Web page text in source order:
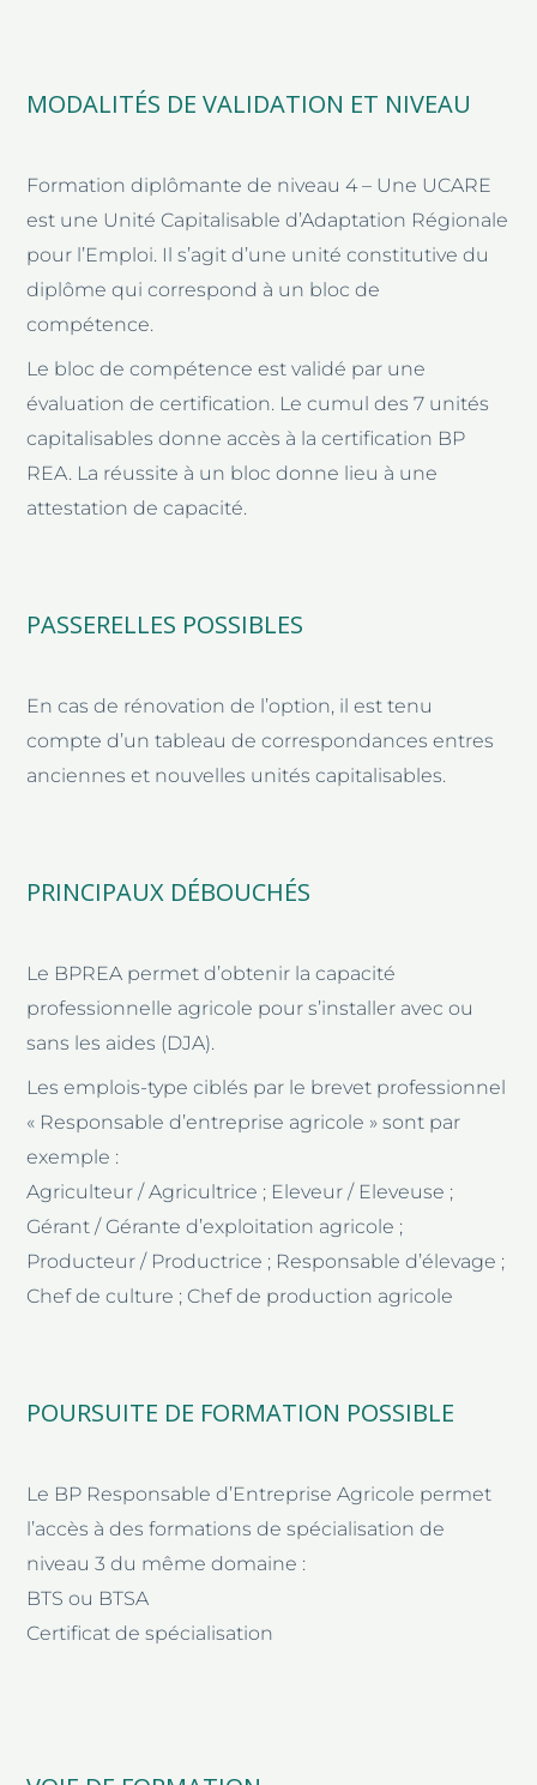
MODALITÉS DE VALIDATION ET NIVEAU
Formation diplômante de niveau 4 – Une UCARE
est une Unité Capitalisable d’Adaptation Régionale
pour l’Emploi. Il s’agit d’une unité constitutive du
diplôme qui correspond à un bloc de
compétence.
Le bloc de compétence est validé par une
évaluation de certification. Le cumul des 7 unités
capitalisables donne accès à la certification BP
REA. La réussite à un bloc donne lieu à une
attestation de capacité.
PASSERELLES POSSIBLES
En cas de rénovation de l’option, il est tenu
compte d’un tableau de correspondances entres
anciennes et nouvelles unités capitalisables.
PRINCIPAUX DÉBOUCHÉS
Le BPREA permet d’obtenir la capacité
professionnelle agricole pour s’installer avec ou
sans les aides (DJA).
Les emplois-type ciblés par le brevet professionnel
« Responsable d’entreprise agricole » sont par
exemple :
Agriculteur / Agricultrice ; Eleveur / Eleveuse ;
Gérant / Gérante d’exploitation agricole ;
Producteur / Productrice ; Responsable d’élevage ;
Chef de culture ; Chef de production agricole
POURSUITE DE FORMATION POSSIBLE
Le BP Responsable d’Entreprise Agricole permet
l’accès à des formations de spécialisation de
niveau 3 du même domaine :
BTS ou BTSA
Certificat de spécialisation